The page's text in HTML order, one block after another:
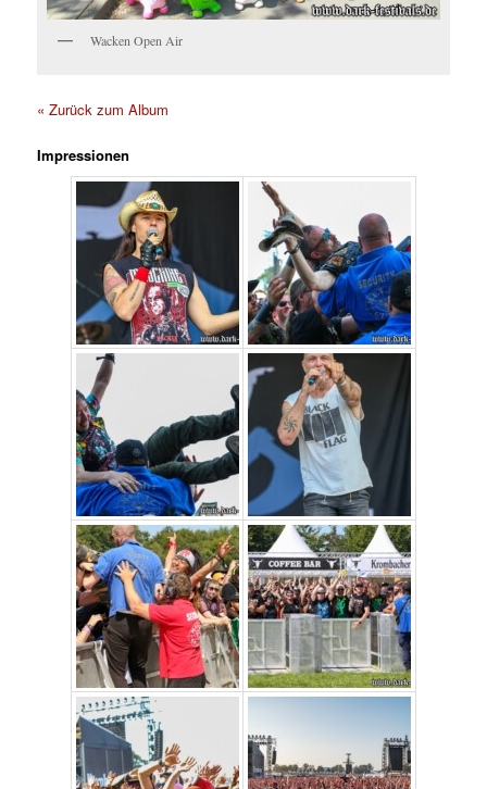
Wacken Open Air
« Zurück zum Album
Impressionen